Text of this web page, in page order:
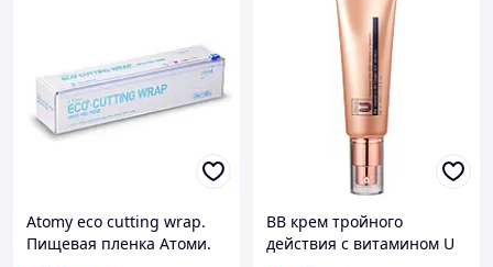
Atomy eco cutting wrap.
Пищевая пленка Атоми.
BB крем тройного
действия с витамином U